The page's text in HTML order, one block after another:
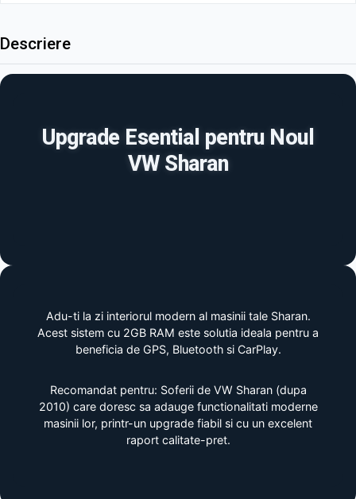
Descriere
Upgrade Esential pentru Noul
VW Sharan
Adu-ti la zi interiorul modern al masinii tale Sharan.
Acest sistem cu 2GB RAM este solutia ideala pentru a
beneficia de GPS, Bluetooth si CarPlay.
Recomandat pentru: Soferii de VW Sharan (dupa
2010) care doresc sa adauge functionalitati moderne
masinii lor, printr-un upgrade fiabil si cu un excelent
raport calitate-pret.